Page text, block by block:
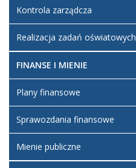
Kontrola zarządcza
Realizacja zadań oświatowych
FINANSE I MIENIE
Plany finansowe
Sprawozdania finansowe
Mienie publiczne